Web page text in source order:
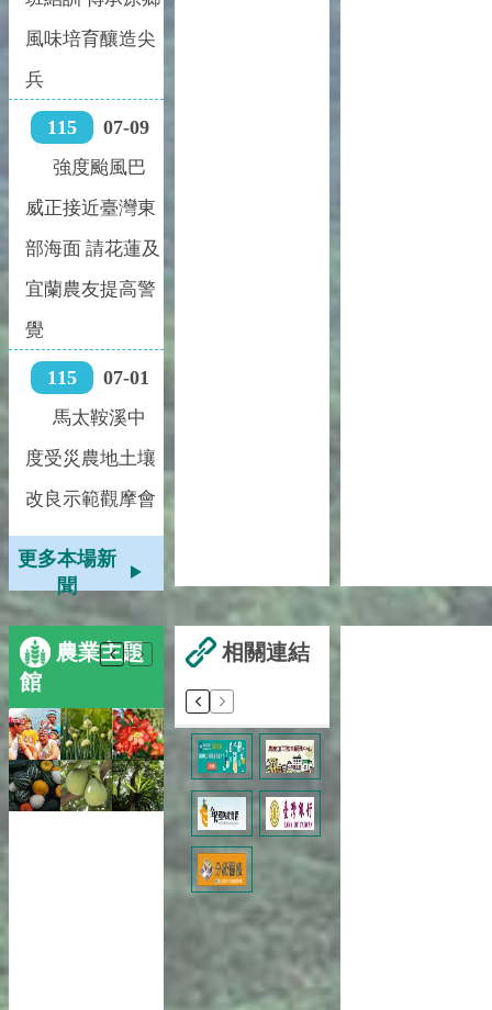
風味培育釀造尖
兵
115 07-09
強度颱風巴
威正接近臺灣東
部海面 請花蓮及
宜蘭農友提高警
覺
115 07-01
馬太鞍溪中
度受災農地土壤
改良示範觀摩會
更多本場新
聞
農業主題
館
相關連結